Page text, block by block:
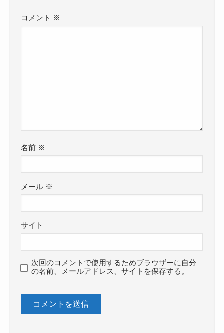
コメント ※
名前 ※
メール ※
サイト
次回のコメントで使用するためブラウザーに自分
の名前、メールアドレス、サイトを保存する。